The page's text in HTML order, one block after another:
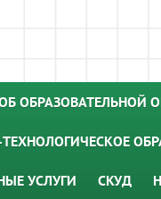
ОБРАЗОВАТЕЛЬНОЙ
УСЛУГИ СКУД